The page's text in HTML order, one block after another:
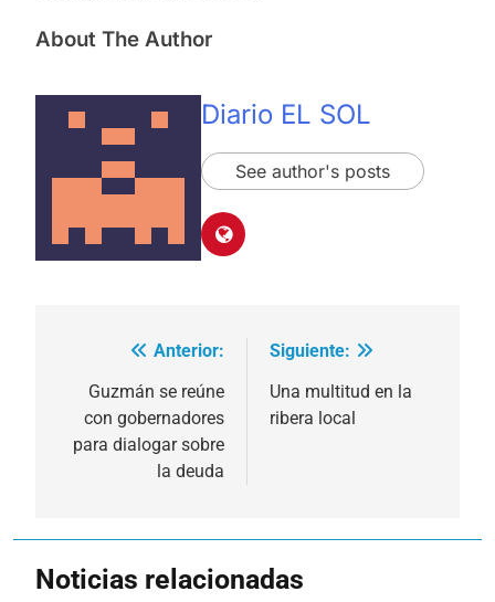
About The Author
Diario EL SOL
See author's posts
Navegación
entradas
Anterior:
Guzmán se reúne
con gobernadores
para dialogar sobre
la deuda
Siguiente:
Una multitud en la
ribera local
Noticias relacionadas